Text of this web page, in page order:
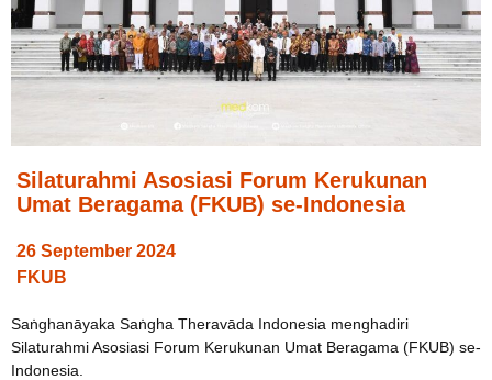
Silaturahmi Asosiasi Forum Kerukunan
Umat Beragama (FKUB) se-Indonesia
26 September 2024
FKUB
Saṅghanāyaka Saṅgha Theravāda Indonesia menghadiri
Silaturahmi Asosiasi Forum Kerukunan Umat Beragama (FKUB) se-
Indonesia.